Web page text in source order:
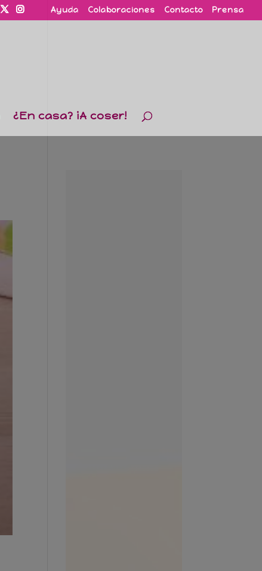
Ayuda Colaboraciones Contacto Prensa
¿En casa? ¡A coser!